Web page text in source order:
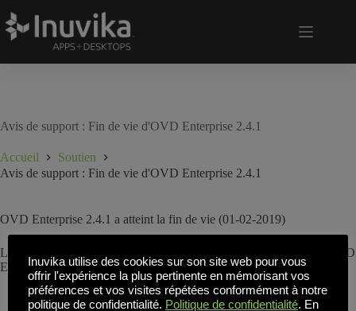
Avis de support : Fin de vie d'OVD Enterprise 2.4.1
Accueil
Soutien
Avis de support : Fin de vie d'OVD Enterprise 2.4.1
OVD Enterprise 2.4.1 a atteint la fin de vie (01-02-2019)
Les clients sont encouragés à passer à la version la plus récente d'OVD
Enterprise pour bénéficier des dernières mises à jour de maintenance.
Inuvika utilise des cookies sur son site web pour vous
offrir l'expérience la plus pertinente en mémorisant vos
préférences et vos visites répétées conformément à notre
politique de confidentialité. Politique de confidentialité. En